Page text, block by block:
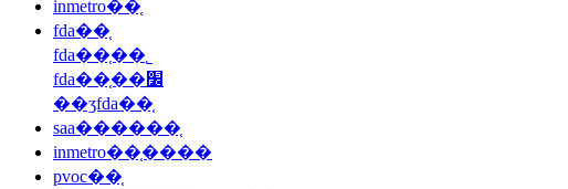
inmetro��֤
fda��֤
fda��֤��˾
fda��֤��׼
��ʒfda��֤
saa������֤
inmetro��֤����
pvoc��֤